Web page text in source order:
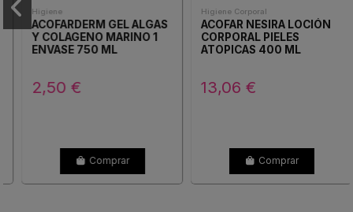
Higiene
ACOFARDERM GEL ALGAS
Y COLAGENO MARINO 1
ENVASE 750 ML
2,50 €
Comprar
Higiene Corporal
ACOFAR NESIRA LOCIÓN
CORPORAL PIELES
ATOPICAS 400 ML
13,06 €
Comprar